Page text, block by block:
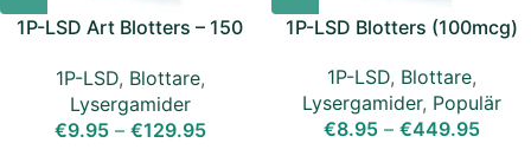
1P-LSD Art Blotters – 150
1P-LSD, Blottare,
Lysergamider
€9.95 – €129.95
1P-LSD Blotters (100mcg)
1P-LSD, Blottare,
Lysergamider, Populär
€8.95 – €449.95